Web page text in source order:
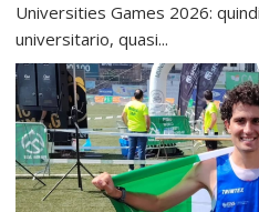
Universities Games 2026:
universitario, quasi...